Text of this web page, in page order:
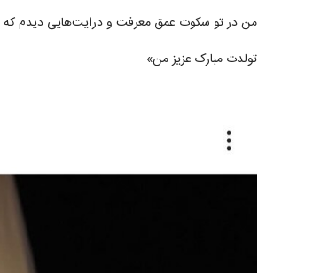
من در تو سکوت عمق معرفت و درایت‌هایی دیدم که
تولدت مبارک عزیز من»